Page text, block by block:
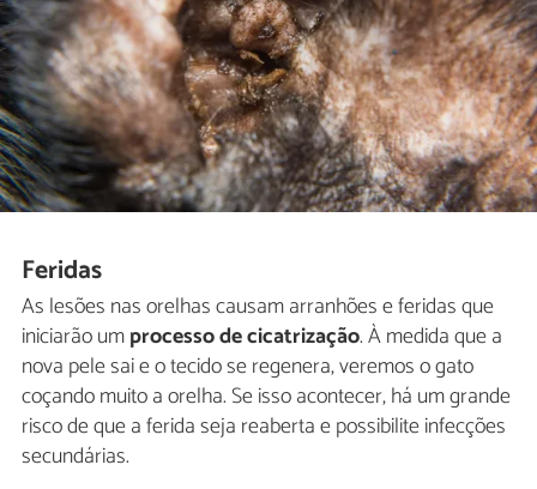
Feridas
As lesões nas orelhas causam arranhões e feridas que
iniciarão umprocesso de cicatrização. À medida que a
nova pele sai e o tecido se regenera, veremos o gato
coçando muito a orelha. Se isso acontecer, há um grande
risco de que a ferida seja reaberta e possibilite infecções
secundárias.